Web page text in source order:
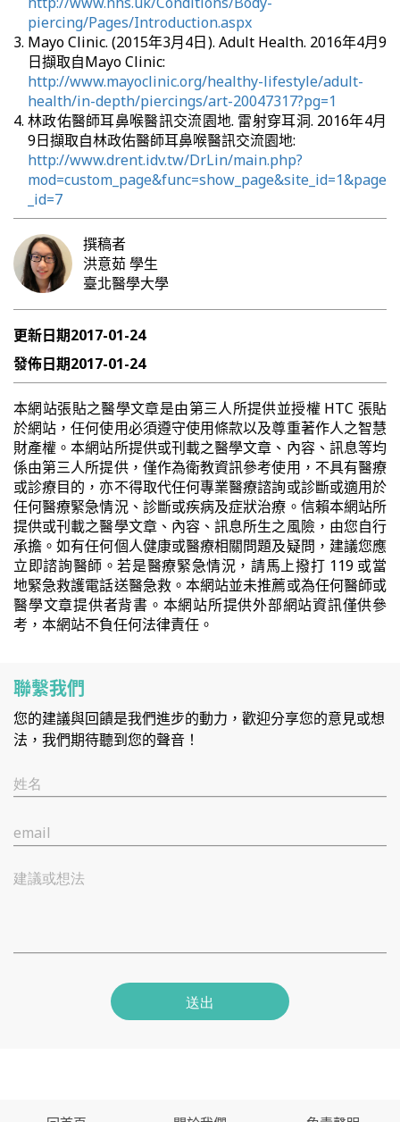
piercing/Pages/Introduction.aspx
Mayo Clinic. (2015年3月4日). Adult Health. 2016年4月9
日擷取自Mayo Clinic:
http://www.mayoclinic.org/healthy-lifestyle/adult-
health/in-depth/piercings/art-20047317?pg=1
林政佑醫師耳鼻喉醫訊交流園地. 雷射穿耳洞. 2016年4月
9日擷取自林政佑醫師耳鼻喉醫訊交流園地:
http://www.drent.idv.tw/DrLin/main.php?
mod=custom_page&func=show_page&site_id=1&page
_id=7
撰稿者
洪意茹學生
臺北醫學大學
更新日期2017-01-24
發佈日期2017-01-24
本網站張貼之醫學文章是由第三人所提供並授權 HTC 張貼
於網站，任何使用必須遵守使用條款以及尊重著作人之智慧
財產權。本網站所提供或刊載之醫學文章、內容、訊息等均
係由第三人所提供，僅作為衛教資訊參考使用，不具有醫療
或診療目的，亦不得取代任何專業醫療諮詢或診斷或適用於
任何醫療緊急情況、診斷或疾病及症狀治療。信賴本網站所
提供或刊載之醫學文章、內容、訊息所生之風險，由您自行
承擔。如有任何個人健康或醫療相關問題及疑問，建議您應
立即諮詢醫師。若是醫療緊急情況，請馬上撥打 119 或當
地緊急救護電話送醫急救。本網站並未推薦或為任何醫師或
醫學文章提供者背書。本網站所提供外部網站資訊僅供參
考，本網站不負任何法律責任。
聯繫我們
您的建議與回饋是我們進步的動力，歡迎分享您的意見或想
法，我們期待聽到您的聲音！
姓名
email
建議或想法
送出